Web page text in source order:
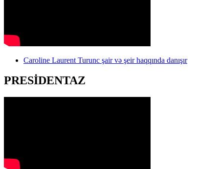
Caroline Laurent Turunc şair və şeir haqqında danışır
PRESİDENTAZ